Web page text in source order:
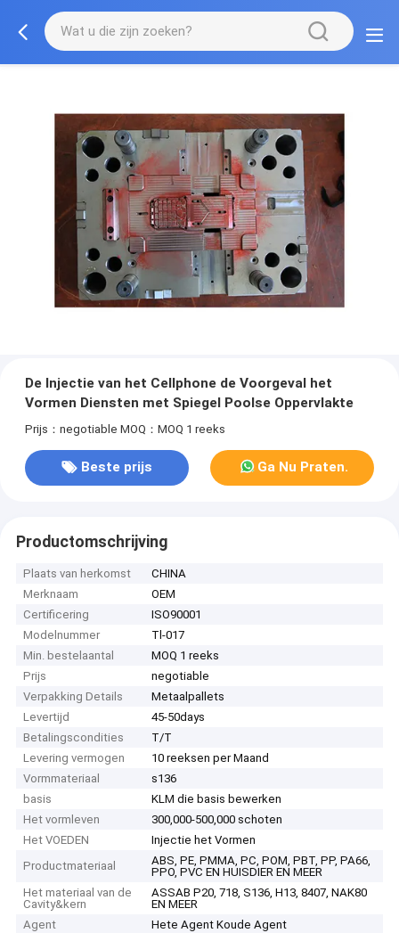
De Injectie van het Cellphone de Voorgeval het
Vormen Diensten met Spiegel Poolse Oppervlakte
Prijs：negotiable MOQ：MOQ 1 reeks
Beste prijs Ga Nu Praten.
Productomschrijving
Plaats van herkomst
CHINA
Merknaam
OEM
Certificering
ISO90001
Modelnummer
Tl-017
Min. bestelaantal
MOQ 1 reeks
Prijs
negotiable
Verpakking Details
Metaalpallets
Levertijd
45-50days
Betalingscondities
T/T
Levering vermogen
10 reeksen per Maand
Vormmateriaal
s136
basis
KLM die basis bewerken
Het vormleven
300,000-500,000 schoten
Het VOEDEN
Injectie het Vormen
Productmateriaal
ABS, PE, PMMA, PC, POM, PBT, PP, PA66,
PPO, PVC EN HUISDIER EN MEER
Het materiaal van de
Cavity&kern
ASSAB P20, 718, S136, H13, 8407, NAK80
EN MEER
Agent
Hete Agent Koude Agent